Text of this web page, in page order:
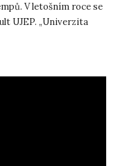
V letošním roce se
UJEP. „Univerzita